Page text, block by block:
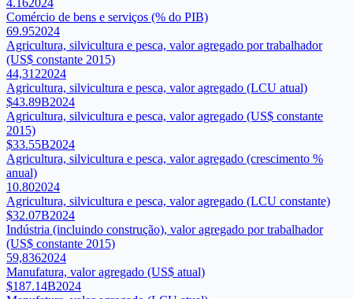
Comércio de bens e serviços (% do PIB)
69.952024
Agricultura, silvicultura e pesca, valor agregado por trabalhador
(US$ constante 2015)
44,3122024
Agricultura, silvicultura e pesca, valor agregado (LCU atual)
$43.89B2024
Agricultura, silvicultura e pesca, valor agregado (US$ constante
2015)
$33.55B2024
Agricultura, silvicultura e pesca, valor agregado (crescimento %
anual)
10.802024
Agricultura, silvicultura e pesca, valor agregado (LCU constante)
$32.07B2024
Indústria (incluindo construção), valor agregado por trabalhador
(US$ constante 2015)
59,8362024
Manufatura, valor agregado (US$ atual)
$187.14B2024